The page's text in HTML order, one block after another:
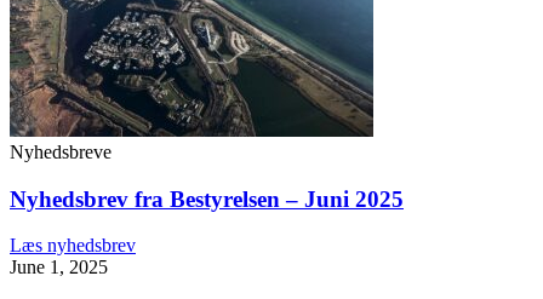
Nyhedsbreve
Nyhedsbrev fra Bestyrelsen – Juni 2025
Læs nyhedsbrev
June 1, 2025